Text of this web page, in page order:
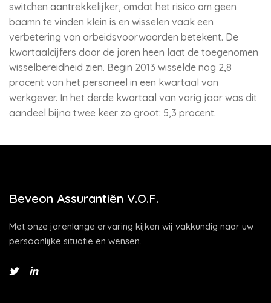
switchen aantrekkelijker, omdat het risico om geen
baamn te vinden klein is en wisselen vaak een
verbetering van arbeidsvoorwaarden betekent. De
kwartaalcijfers door de jaren heen laat de toegenomen
wisselbereidheid zien. Begin 2013 wisselde nog 2,8
procent van het personeel in een kwartaal van
werkgever. In het derde kwartaal van vorig jaar was dit
aandeel bijna twee keer zo groot: 5,3 procent.
Beveon Assurantiën V.O.F.
Met onze jarenlange ervaring kijken wij vakkundig naar uw
persoonlijke situatie en wensen.